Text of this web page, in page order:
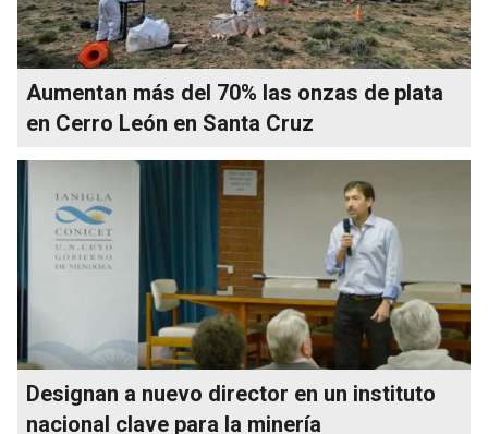
Aumentan más del 70% las onzas de plata
en Cerro León en Santa Cruz
Designan a nuevo director en un instituto
nacional clave para la minería